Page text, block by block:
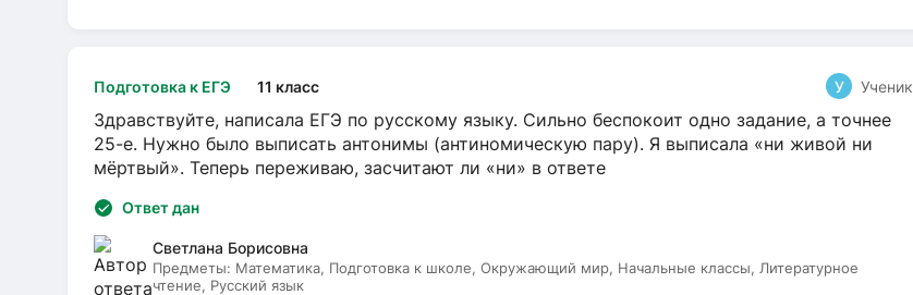
Подготовка к ЕГЭ 11 класс У Ученик
Здравствуйте, написала ЕГЭ по русскому языку. Сильно беспокоит одно задание, а точнее
25-е. Нужно было выписать антонимы (антиномическую пару). Я выписала «ни живой ни
мёртвый». Теперь переживаю, засчитают ли «ни» в ответе
Ответ дан
Светлана Борисовна
Предметы: Математика, Подготовка к школе, Окружающий мир, Начальные классы, Литературное
чтение, Русский язык